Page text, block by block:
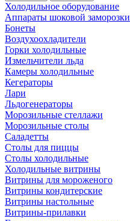
Холодильное оборудование
Аппараты шоковой заморозки
Бонеты
Воздухоохладители
Горки холодильные
Измельчители льда
Камеры холодильные
Кегераторы
Лари
Льдогенераторы
Морозильные стеллажи
Морозильные столы
Саладетты
Столы для пиццы
Столы холодильные
Холодильные витрины
Витрины для мороженого
Витрины кондитерские
Витрины настольные
Витрины-прилавки